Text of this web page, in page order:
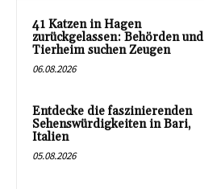
41 Katzen in Hagen
zurückgelassen: Behörden und
Tierheim suchen Zeugen
06.08.2026
Entdecke die faszinierenden
Sehenswürdigkeiten in Bari,
Italien
05.08.2026